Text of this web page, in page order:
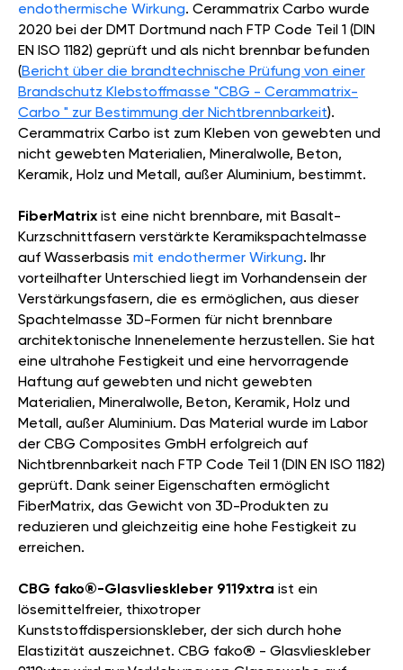
endothermische Wirkung. Cerammatrix Carbo wurde
2020 bei der DMT Dortmund nach FTP Code Teil 1 (DIN
EN ISO 1182) geprüft und als nicht brennbar befunden
(Bericht über die brandtechnische Prüfung von einer
Brandschutz Klebstoffmasse "CBG - Cerammatrix-
Carbo " zur Bestimmung der Nichtbrennbarkeit).
Cerammatrix Carbo ist zum Kleben von gewebten und
nicht gewebten Materialien, Mineralwolle, Beton,
Keramik, Holz und Metall, außer Aluminium, bestimmt.
FiberMatrix ist eine nicht brennbare, mit Basalt-
Kurzschnittfasern verstärkte Keramikspachtelmasse
auf Wasserbasis mit endothermer Wirkung. Ihr
vorteilhafter Unterschied liegt im Vorhandensein der
Verstärkungsfasern, die es ermöglichen, aus dieser
Spachtelmasse 3D-Formen für nicht brennbare
architektonische Innenelemente herzustellen. Sie hat
eine ultrahohe Festigkeit und eine hervorragende
Haftung auf gewebten und nicht gewebten
Materialien, Mineralwolle, Beton, Keramik, Holz und
Metall, außer Aluminium. Das Material wurde im Labor
der CBG Composites GmbH erfolgreich auf
Nichtbrennbarkeit nach FTP Code Teil 1 (DIN EN ISO 1182)
geprüft. Dank seiner Eigenschaften ermöglicht
FiberMatrix, das Gewicht von 3D-Produkten zu
reduzieren und gleichzeitig eine hohe Festigkeit zu
erreichen.
CBG fako®-Glasvlieskleber 9119xtra ist ein
lösemittelfreier, thixotroper
Kunststoffdispersionskleber, der sich durch hohe
Elastizität auszeichnet. CBG fako® - Glasvlieskleber